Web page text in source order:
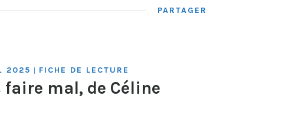
PARTAGER
2025 FICHE DE LECTURE
mal, de Céline